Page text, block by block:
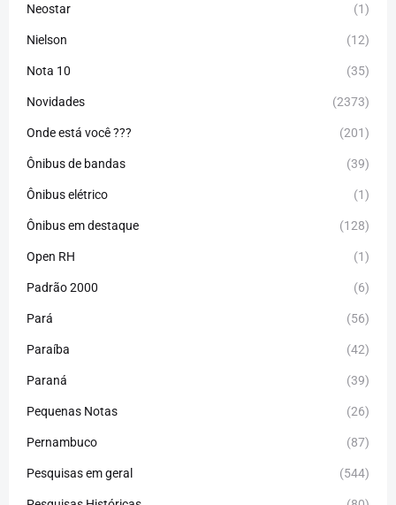
Neostar (1)
Nielson (12)
Nota 10 (35)
Novidades (2373)
Onde está você ??? (201)
Ônibus de bandas (39)
Ônibus elétrico (1)
Ônibus em destaque (128)
Open RH (1)
Padrão 2000 (6)
Pará (56)
Paraíba (42)
Paraná (39)
Pequenas Notas (26)
Pernambuco (87)
Pesquisas em geral (544)